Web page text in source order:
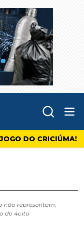
DO CRICIÚMA!
não representam,
do 4oito